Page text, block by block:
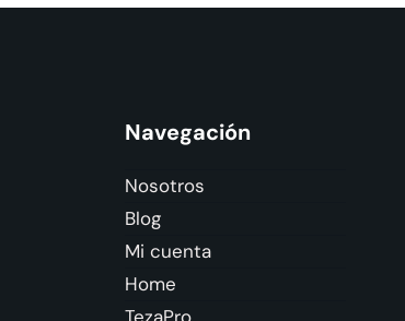
Navegación
Nosotros
Blog
Mi cuenta
Home